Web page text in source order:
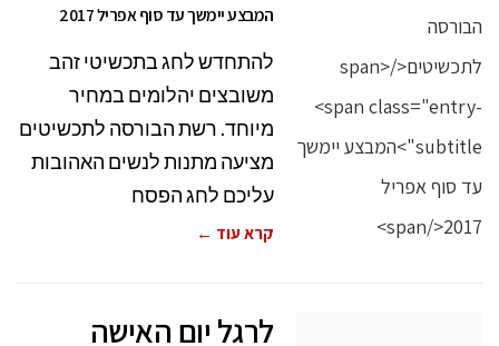
המבצע יימשך עד סוף אפריל 2017
להתחדש לחג בתכשיטי זהב
משובצים יהלומים במחיר
מיוחד. רשת הבורסה לתכשיטים
מציעה מתנות לנשים האהובות
עליכם לחג הפסח
קרא עוד ←
לרגל יום האישה